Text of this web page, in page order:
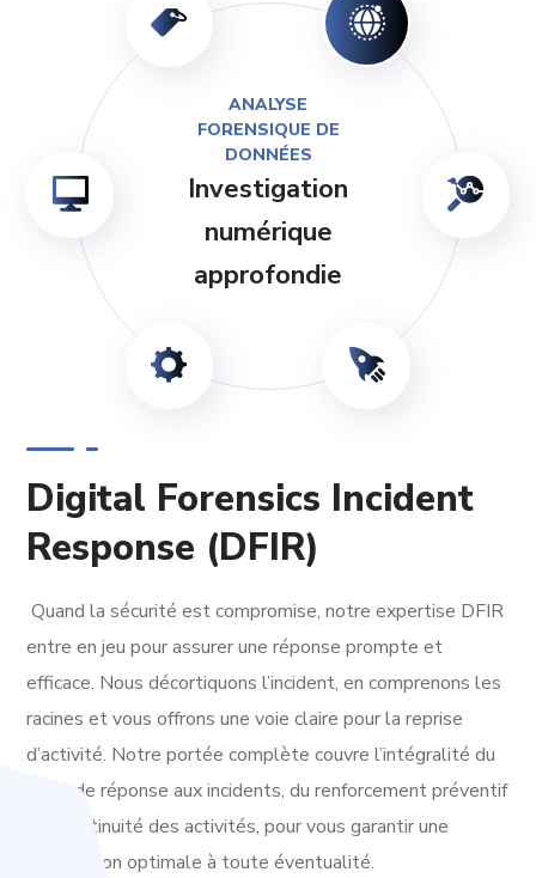
ANALYSE
FORENSIQUE DE
DONNÉES
Investigation
numérique
approfondie
Digital Forensics Incident
Response (DFIR)
Quand la sécurité est compromise, notre expertise DFIR
entre en jeu pour assurer une réponse prompte et
efficace. Nous décortiquons l’incident, en comprenons les
racines et vous offrons une voie claire pour la reprise
d’activité. Notre portée complète couvre l’intégralité du
cycle de réponse aux incidents, du renforcement préventif
à la continuité des activités, pour vous garantir une
préparation optimale à toute éventualité.